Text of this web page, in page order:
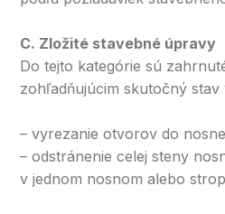
C. Zložité stavebné úpravy
Do tejto kategórie sú
zohľadňujúcim skutočný
– vyrezanie otvorov do
– odstránenie celej steny
v jednom nosnom alebo